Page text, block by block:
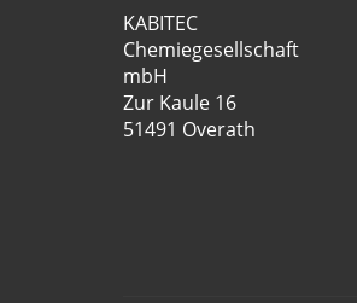
KABITEC
Chemiegesellschaft
mbH
Zur Kaule 16
51491 Overath